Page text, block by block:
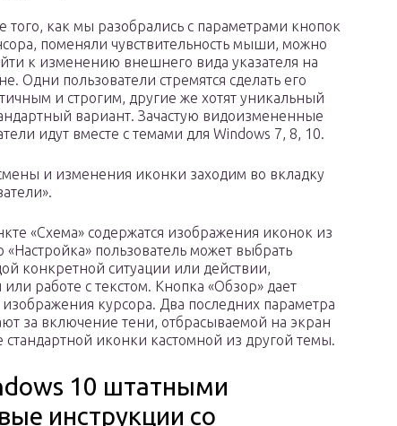
того, как мы разобрались с параметрами кнопок
поменяли чувствительность мыши, можно
к изменению внешнего вида указателя на
Одни пользователи стремятся сделать его
и строгим, другие же хотят уникальный
вариант. Зачастую видоизмененные
идут вместе с темами для Windows 7, 8, 10.
и изменения иконки заходим во вкладку
«Схема» содержатся изображения иконок из
пользователь может выбрать
конкретной ситуации или действии,
работе с текстом. Кнопка «Обзор» дает
курсора. Два последних параметра
за включение тени, отбрасываемой на экран
иконки кастомной из другой темы.
10 штатными
инструкции со